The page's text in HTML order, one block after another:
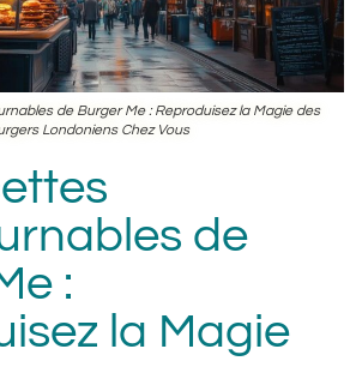
de Burger Me : Reproduisez la Magie des
Londoniens Chez Vous
de
:
la Magie